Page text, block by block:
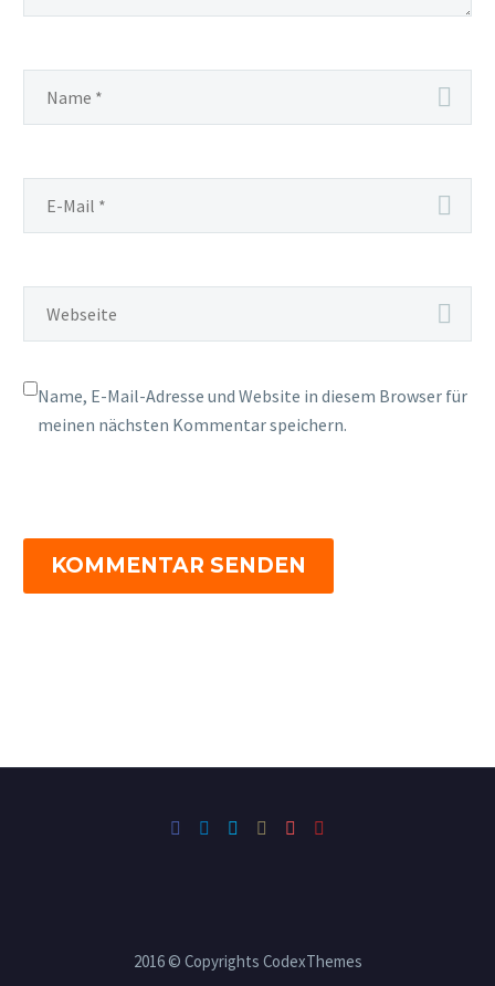
Name, E-Mail-Adresse und Website in diesem Browser für
meinen nächsten Kommentar speichern.
KOMMENTAR SENDEN
2016 © Copyrights CodexThemes